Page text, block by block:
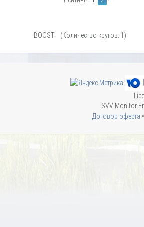
hlboost.ru/engine_cache/template/ee/
BOOST: (Количество кругов: 1)
SVV Monitor
Договор оферта